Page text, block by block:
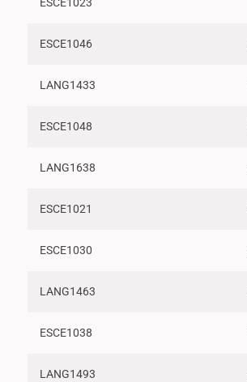
ESCE1046
LANG1433
ESCE1048
LANG1638
ESCE1021
ESCE1030
LANG1463
ESCE1038
LANG1493